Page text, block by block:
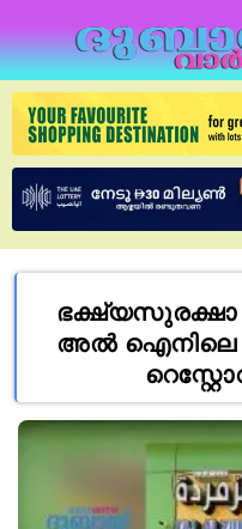
ഭക്ഷ്യസുരക്ഷാ
അൽ